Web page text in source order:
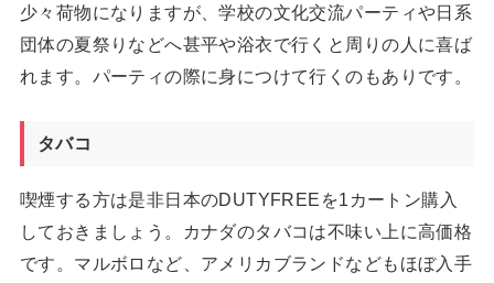
少々荷物になりますが、学校の文化交流パーティや日系
団体の夏祭りなどへ甚平や浴衣で行くと周りの人に喜ば
れます。パーティの際に身につけて行くのもありです。
タバコ
喫煙する方は是非日本のDUTYFREEを1カートン購入
しておきましょう。カナダのタバコは不味い上に高価格
です。マルボロなど、アメリカブランドなどもほぼ入手